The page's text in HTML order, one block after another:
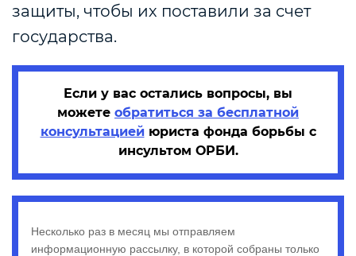
защиты, чтобы их поставили за счет
государства.
Если у вас остались вопросы, вы
можете обратиться за бесплатной
консультациейюриста фонда борьбы с
инсультом ОРБИ.
информационную
Несколько раз в месяц мы отправляем
информационную рассылку, в которой собраны только